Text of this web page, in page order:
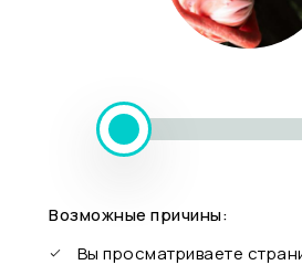
Возможные причины:
Вы просматриваете